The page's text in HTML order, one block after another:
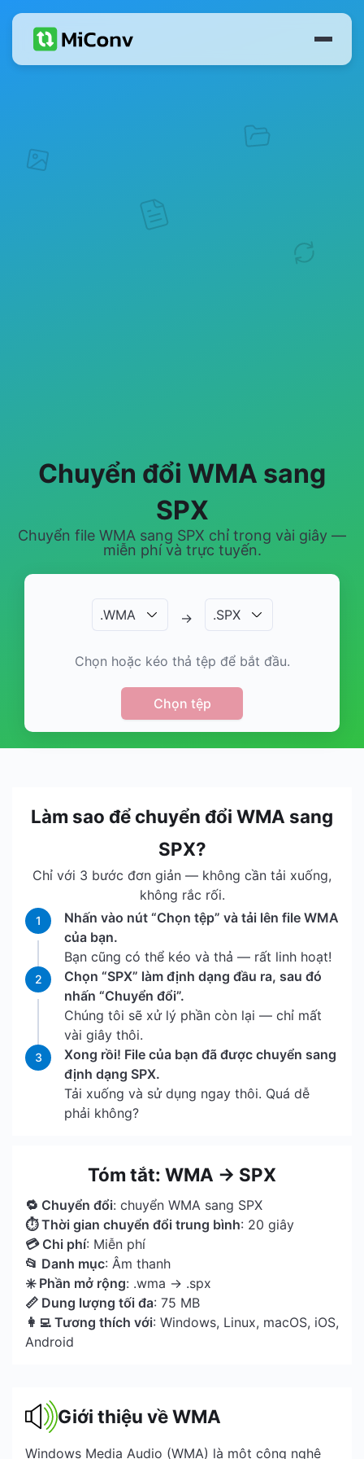
Chuyển đổi WMA sang
SPX
Chuyển file WMA sang SPX chỉ trong vài giây —
miễn phí và trực tuyến.
.WMA → .SPX
Chọn hoặc kéo thả tệp để bắt đầu.
Chọn tệp
Làm sao để chuyển đổi WMA sang
SPX?
Chỉ với 3 bước đơn giản — không cần tải xuống,
không rắc rối.
1
Nhấn vào nút “Chọn tệp” và tải lên file WMA
của bạn.
Bạn cũng có thể kéo và thả — rất linh hoạt!
2
Chọn “SPX” làm định dạng đầu ra, sau đó
nhấn “Chuyển đổi”.
Chúng tôi sẽ xử lý phần còn lại — chỉ mất
vài giây thôi.
3
Xong rồi! File của bạn đã được chuyển sang
định dạng SPX.
Tải xuống và sử dụng ngay thôi. Quá dễ
phải không?
Tóm tắt: WMA → SPX
🔁 Chuyển đổi: chuyển WMA sang SPX
⏱ Thời gian chuyển đổi trung bình: 20 giây
💳 Chi phí: Miễn phí
📂 Danh mục: Âm thanh
✳️ Phần mở rộng: .wma → .spx
📏 Dung lượng tối đa: 75 MB
👩‍💻 Tương thích với: Windows, Linux, macOS, iOS,
Android
Giới thiệu về WMA
Windows Media Audio (WMA) là một công nghệ